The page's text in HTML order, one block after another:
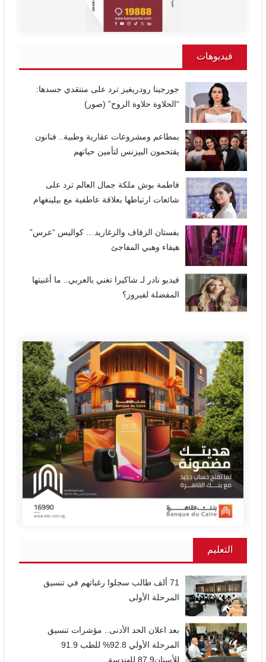
فيديوهات
جورجينا رودريغيز ترد على منتقدي جسدها:
“الحلاوة حلاوة الروح” (صور)
بمطاعم ومشروعات عقارية وطبية.. فنانون
يقتحمون البيزنس لتأمين حياتهم
فاطمة بوش ملكة جمال العالم ترد على
شائعات ارتباطها بعلاقة عاطفية مع بيلينغهام
بفستان الزفاف والزغاريد… كواليس “عرس”
هيفاء وهبي المفاجئ
فيديو نادر لـ شاكيرا تغني بالعربي.. ما أغنيتها
المفضلة لفيروز؟
التعليم
71 ألف طالب سجلوا رغباتهم في تنسيق
المرحلة الأولى
بعد اعلان الحد الأدنى.. مؤشرات تنسيق
المرحلة الأولي 92.8% للطب 91.9
للأسنان87.9 للهندسة